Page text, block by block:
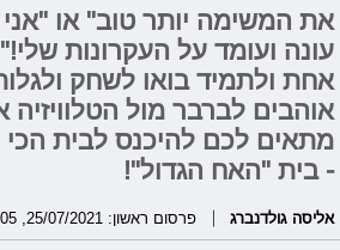
את המשימה יותר טוב" או "אני
עונה ועומד על העקרונות
אחת ולתמיד בואו לשחק
אוהבים לברבר מול
מתאים לכם להיכנס לבית
- בית "האח הגדול"!
אליסה גולדנברג פרסום ראשון: 25/07/2021, 13:05